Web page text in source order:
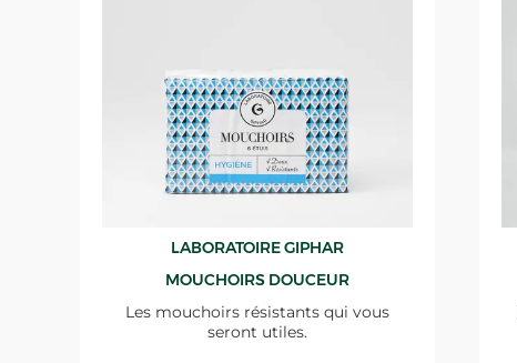
LABORATOIRE GIPHAR
MOUCHOIRS DOUCEUR
Les mouchoirs résistants qui vous
seront utiles.